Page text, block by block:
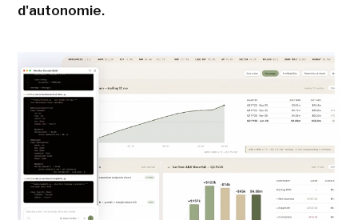
d'autonomie.